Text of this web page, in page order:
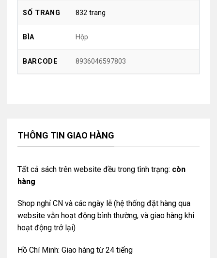
SỐ TRANG 832 trang
BÌA Hộp
BARCODE 8936046597803
THÔNG TIN GIAO HÀNG
Tất cả sách trên website đều trong tình trạng: còn
hàng
Shop nghỉ CN và các ngày lễ (hệ thống đặt hàng qua
website vẫn hoạt động bình thường, và giao hàng khi
hoạt động trở lại)
Hồ Chí Minh: Giao hàng từ 24 tiếng